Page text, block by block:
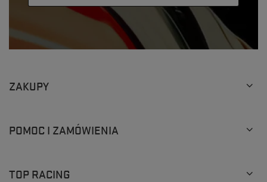
ZAKUPY
POMOC I ZAMÓWIENIA
TOP RACING